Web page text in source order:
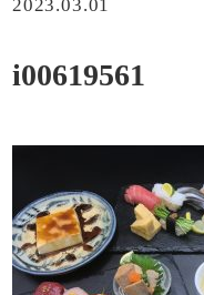
2023.03.01
i00619561